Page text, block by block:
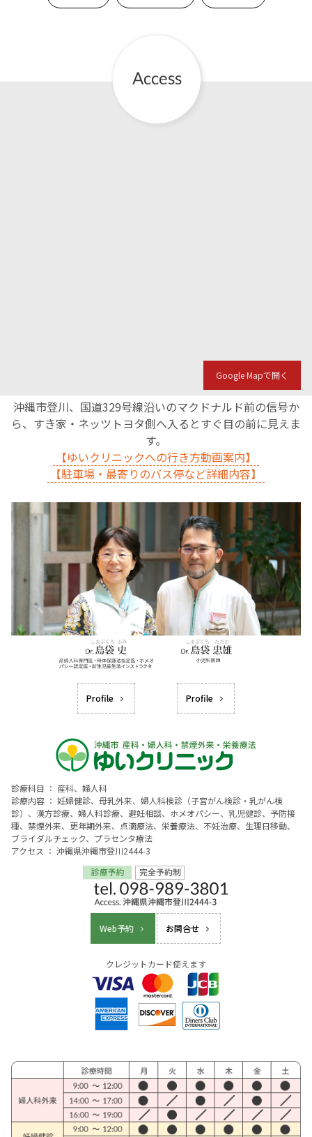
Google Mapで開く
沖縄市登川、国道329号線沿いのマクドナルド前の信号か
ら、すき家・ネッツトヨタ側へ入るとすぐ目の前に見えま
す。
【ゆいクリニックへの行き方動画案内】
【駐車場・最寄りのバス停など詳細内容】
Profile Profile
診療科目 ： 産科、婦人科
診療内容 ： 妊婦健診、母乳外来、婦人科検診（子宮がん検診・乳がん検
診）、漢方診療、婦人科診療、避妊相談、ホメオパシー、乳児健診、予防接
種、禁煙外来、更年期外来、点滴療法、栄養療法、不妊治療、生理日移動、
ブライダルチェック、プラセンタ療法
アクセス ： 沖縄県沖縄市登川2444-3
Web予約 お問合せ
クレジットカード使えます